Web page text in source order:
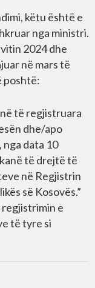
këtu është e
nga ministri.
2024 dhe
në mars të
poshtë:
të regjistruara
dhe/apo
data 10
të drejtë të
në Regjistrin
së Kosovës.”
regjistrimin e
të tyre si